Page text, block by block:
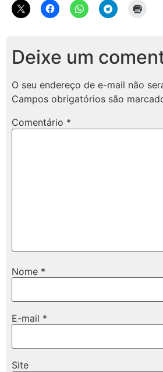
Deixe um
O seu endereço de e-mail não
Campos obrigatórios são
Comentário *
Nome *
E-mail *
Site